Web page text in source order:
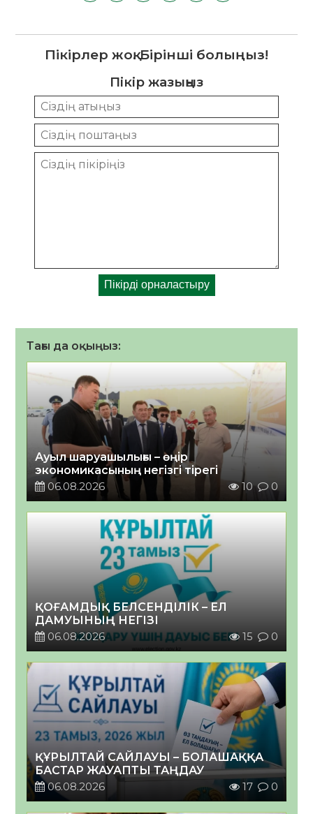
Пікірлер жоқ. Бірінші болыңыз!
Пікір жазыңыз
Тағы да оқыңыз:
Ауыл шаруашылығы – өңір
экономикасының негізгі тірегі
06.08.2026
10 0
ҚОҒАМДЫҚ БЕЛСЕНДІЛІК – ЕЛ
ДАМУЫНЫҢ НЕГІЗІ
06.08.2026
15 0
ҚҰРЫЛТАЙ САЙЛАУЫ – БОЛАШАҚҚА
БАСТАР ЖАУАПТЫ ТАҢДАУ
06.08.2026
17 0